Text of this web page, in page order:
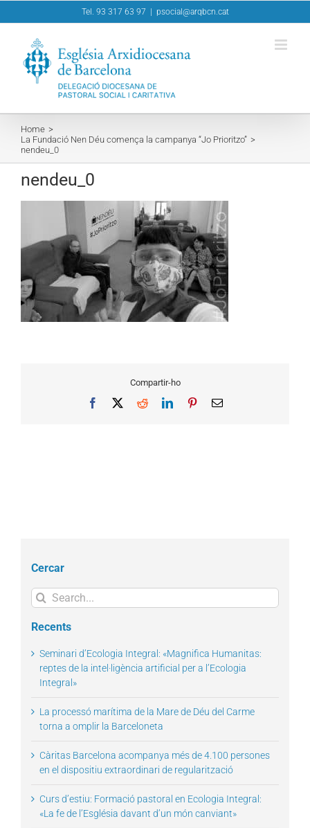
to
Tel. 93 317 63 97 psocial@arqbcn.cat
Home
La Fundació Nen Déu comença la campanya “Jo Prioritzo”
nendeu_0
nendeu_0
Compartir-ho
Facebook RedditLinkedInPinterestEmail
Cercar
Search
for:
Recents
Seminari d’Ecologia Integral: «Magnifica Humanitas:
reptes de la intel·ligència artificial per a l’Ecologia
Integral»
La processó marítima de la Mare de Déu del Carme
torna a omplir la Barceloneta
Càritas Barcelona acompanya més de 4.100 persones
en el dispositiu extraordinari de regularització
Curs d’estiu: Formació pastoral en Ecologia Integral:
«La fe de l’Església davant d’un món canviant»